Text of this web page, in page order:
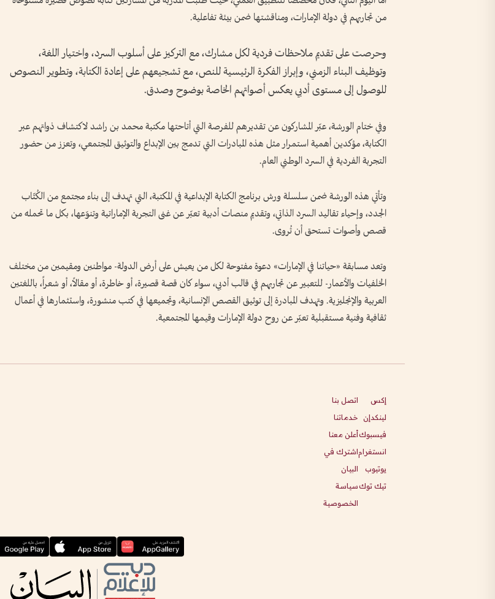
من تجاربهم في دولة الإمارات، ومناقشتها ضمن بيئة تفاعلية.
وحرصت على تقديم ملاحظات فردية لكل مشارك، مع التركيز على أسلوب السرد، واختيار اللغة،
وتوظيف البناء الزمني، وإبراز الفكرة الرئيسية للنص، مع تشجيعهم على إعادة الكتابة، وتطوير النصوص
للوصول إلى مستوى أدبي يعكس أصواتهم الخاصة بوضوح وصدق.
وفي ختام الورشة، عبّر المشاركون عن تقديرهم للفرصة التي أتاحتها مكتبة محمد بن راشد لاكتشاف ذواتهم عبر
الكتابة، مؤكدين أهمية استمرار مثل هذه المبادرات التي تدمج بين الإبداع والتوثيق المجتمعي، وتعزز من حضور
التجربة الفردية في السرد الوطني العام.
وتأتي هذه الورشة ضمن سلسلة ورش برنامج الكتابة الإبداعية في المكتبة، التي تهدف إلى بناء مجتمع من الكُتّاب
الجدد، وإحياء تقاليد السرد الذاتي، وتقديم منصات أدبية تعبّر عن غنى التجربة الإماراتية وتنوّعها، بكل ما تحمله من
قصص وأصوات تستحق أن تُروى.
وتعد مسابقة «حياتنا في الإمارات» دعوة مفتوحة لكل من يعيش على أرض الدولة- مواطنين ومقيمين من مختلف
الخلفيات والأعمار- للتعبير عن تجاربهم في قالب أدبي، سواء كان قصة قصيرة، أو خاطرة، أو مقالاً، أو شعراً، باللغتين
العربية والإنجليزية. وتهدف المبادرة إلى توثيق القصص الإنسانية، وتجميعها في كتب منشورة، واستثمارها في أعمال
ثقافية وفنية مستقبلية تعبّر عن روح دولة الإمارات وقيمها المجتمعية.
إكس
لينكدإن
فيسبوك
انستغرام
يوتيوب
تيك توك
اتصل بنا
خدماتنا
أعلن معنا
اشترك في
البيان
سياسة
الخصوصية